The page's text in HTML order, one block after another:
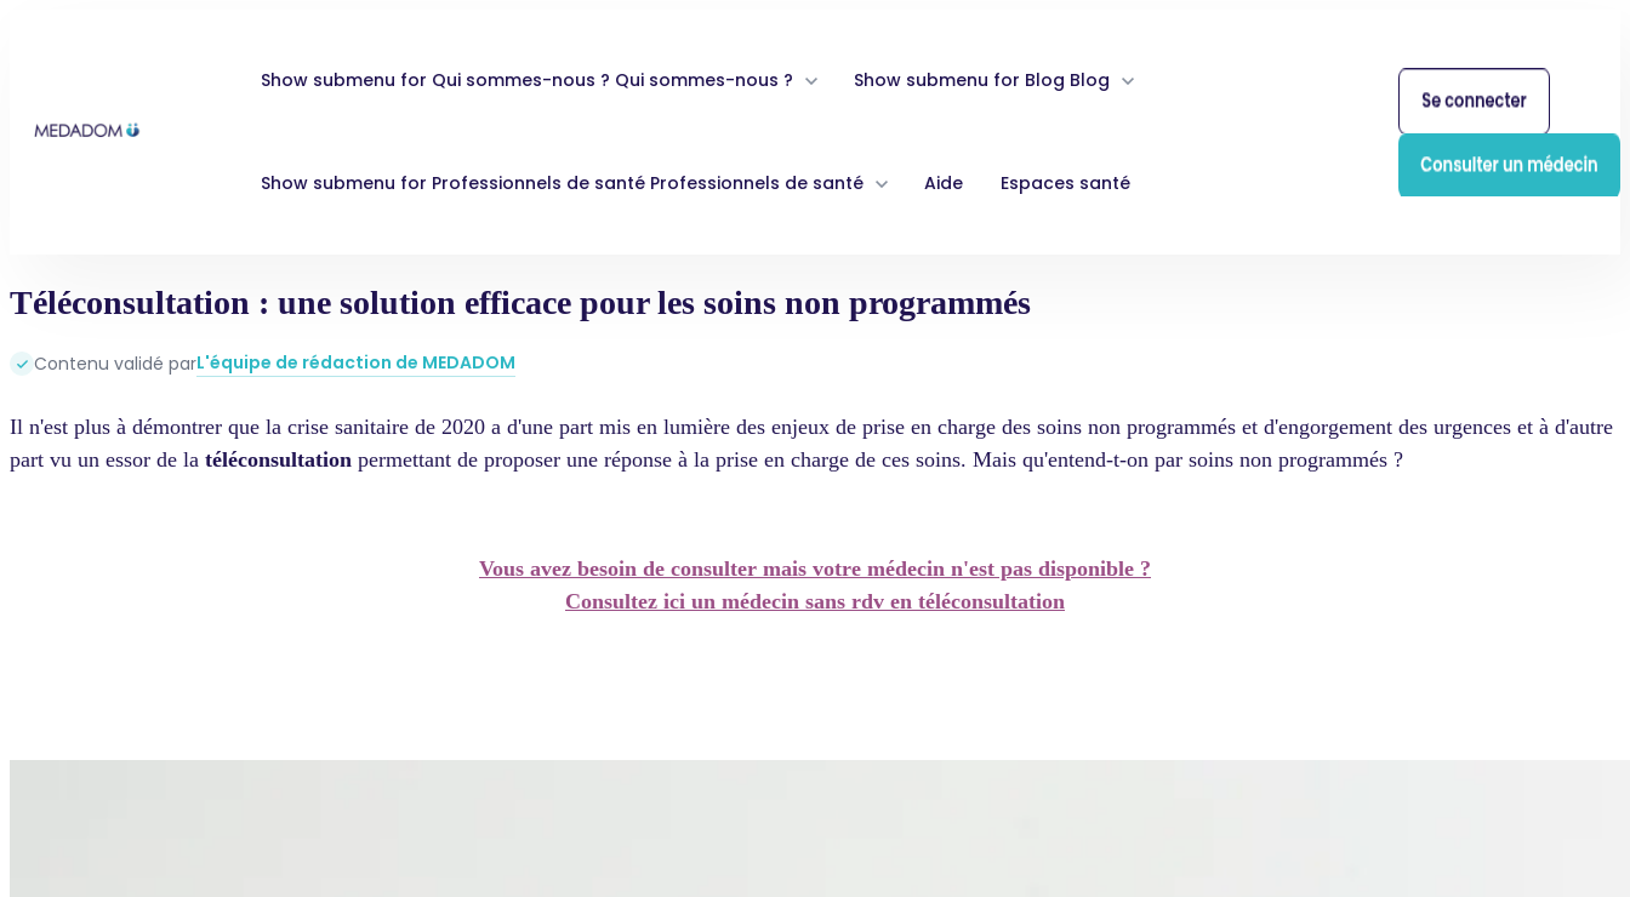
Show submenu for Qui sommes-nous ? Qui sommes-nous ? Show submenu for Blog Blog
Show submenu for Professionnels de santé Professionnels de santé Aide Espaces santé
Téléconsultation : une solution efficace pour les soins non programmés
Contenu validé parL'équipe de rédaction de MEDADOM
Il n'est plus à démontrer que la crise sanitaire de 2020 a d'une part mis en lumière des enjeux de prise en charge des soins non programmés et d'engorgement des urgences et à d'autre
part vu un essor de la téléconsultation permettant de proposer une réponse à la prise en charge de ces soins. Mais qu'entend-t-on par soins non programmés ?
Vous avez besoin de consulter mais votre médecin n'est pas disponible ?
Consultez ici un médecin sans rdv en téléconsultation